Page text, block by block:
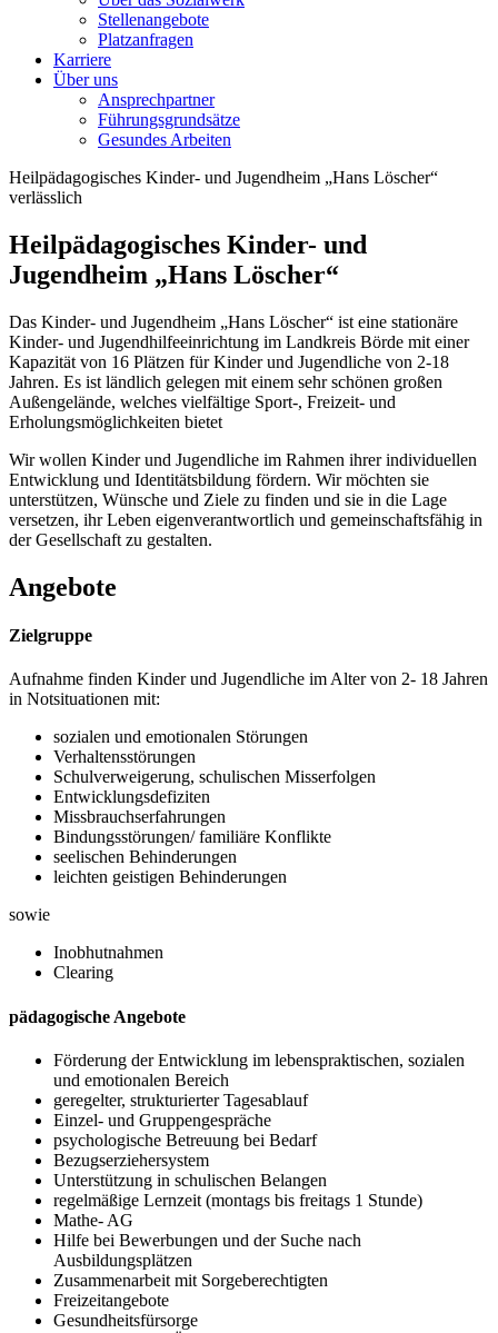
Stellenangebote
Platzanfragen
Karriere
Über uns
Ansprechpartner
Führungsgrundsätze
Gesundes Arbeiten
Heilpädagogisches Kinder- und Jugendheim „Hans Löscher“
verlässlich
Heilpädagogisches Kinder- und
Jugendheim „Hans Löscher“
Das Kinder- und Jugendheim „Hans Löscher“ ist eine stationäre
Kinder- und Jugendhilfeeinrichtung im Landkreis Börde mit einer
Kapazität von 16 Plätzen für Kinder und Jugendliche von 2-18
Jahren. Es ist ländlich gelegen mit einem sehr schönen großen
Außengelände, welches vielfältige Sport-, Freizeit- und
Erholungsmöglichkeiten bietet
Wir wollen Kinder und Jugendliche im Rahmen ihrer individuellen
Entwicklung und Identitätsbildung fördern. Wir möchten sie
unterstützen, Wünsche und Ziele zu finden und sie in die Lage
versetzen, ihr Leben eigenverantwortlich und gemeinschaftsfähig in
der Gesellschaft zu gestalten.
Angebote
Zielgruppe
Aufnahme finden Kinder und Jugendliche im Alter von 2- 18 Jahren
in Notsituationen mit:
sozialen und emotionalen Störungen
Verhaltensstörungen
Schulverweigerung, schulischen Misserfolgen
Entwicklungsdefiziten
Missbrauchserfahrungen
Bindungsstörungen/ familiäre Konflikte
seelischen Behinderungen
leichten geistigen Behinderungen
sowie
Inobhutnahmen
Clearing
pädagogische Angebote
Förderung der Entwicklung im lebenspraktischen, sozialen
und emotionalen Bereich
geregelter, strukturierter Tagesablauf
Einzel- und Gruppengespräche
psychologische Betreuung bei Bedarf
Bezugserziehersystem
Unterstützung in schulischen Belangen
regelmäßige Lernzeit (montags bis freitags 1 Stunde)
Mathe- AG
Hilfe bei Bewerbungen und der Suche nach
Ausbildungsplätzen
Zusammenarbeit mit Sorgeberechtigten
Freizeitangebote
Gesundheitsfürsorge